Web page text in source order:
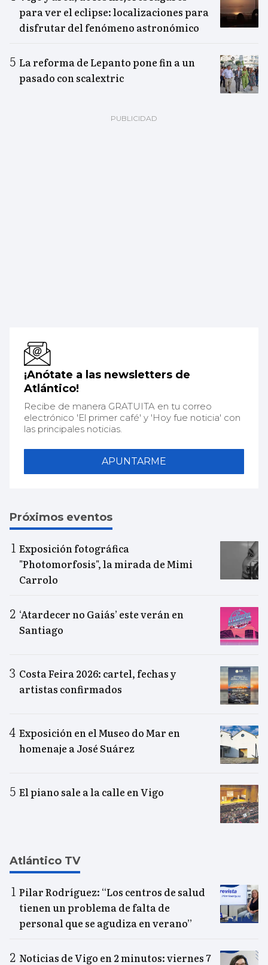
para ver el eclipse: localizaciones para
disfrutar del fenómeno astronómico
La reforma de Lepanto pone fin a un
pasado con scalextric
¡Anótate a las newsletters de
Atlántico!
Recibe de manera GRATUITA en tu correo
electrónico 'El primer café' y 'Hoy fue noticia' con
las principales noticias.
APUNTARME
Próximos eventos
Exposición fotográfica
"Photomorfosis", la mirada de Mimi
Carrolo
‘Atardecer no Gaiás’ este verán en
Santiago
Costa Feira 2026: cartel, fechas y
artistas confirmados
Exposición en el Museo do Mar en
homenaje a José Suárez
El piano sale a la calle en Vigo
Atlántico TV
Pilar Rodríguez: “Los centros de salud
tienen un problema de falta de
personal que se agudiza en verano”
Noticias de Vigo en 2 minutos: viernes 7